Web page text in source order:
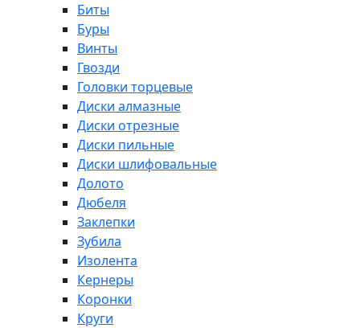
Биты
Буры
Винты
Гвозди
Головки торцевые
Диски алмазные
Диски отрезные
Диски пильные
Диски шлифовальные
Долото
Дюбеля
Заклепки
Зубила
Изолента
Кернеры
Коронки
Круги